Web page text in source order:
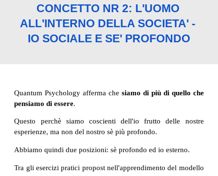
CONCETTO NR 2: L'UOMO
ALL'INTERNO DELLA SOCIETA' -
IO SOCIALE E SE' PROFONDO
Quantum Psychology afferma chesiamo di più di quello che
pensiamo di essere.
Questo perchè siamo coscienti dell'io frutto delle nostre
esperienze, ma non del nostro sè più profondo.
Abbiamo quindi due posizioni: sè profondo ed io esterno.
Tra gli esercizi pratici propost nell'apprendimento del modello